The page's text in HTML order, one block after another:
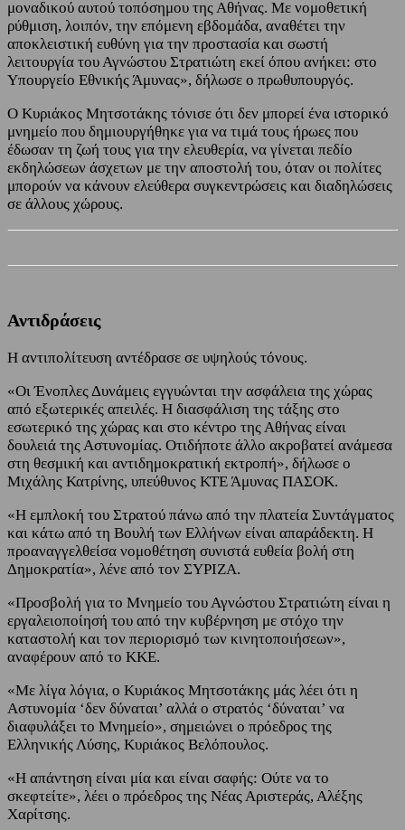
μοναδικού αυτού τοπόσημου της Αθήνας. Με νομοθετική
ρύθμιση, λοιπόν, την επόμενη εβδομάδα, αναθέτει την
αποκλειστική ευθύνη για την προστασία και σωστή
λειτουργία του Αγνώστου Στρατιώτη εκεί όπου ανήκει: στο
Υπουργείο Εθνικής Άμυνας», δήλωσε ο πρωθυπουργός.
Ο Κυριάκος Μητσοτάκης τόνισε ότι δεν μπορεί ένα ιστορικό
μνημείο που δημιουργήθηκε για να τιμά τους ήρωες που
έδωσαν τη ζωή τους για την ελευθερία, να γίνεται πεδίο
εκδηλώσεων άσχετων με την αποστολή του, όταν οι πολίτες
μπορούν να κάνουν ελεύθερα συγκεντρώσεις και διαδηλώσεις
σε άλλους χώρους.
Αντιδράσεις
Η αντιπολίτευση αντέδρασε σε υψηλούς τόνους.
«Οι Ένοπλες Δυνάμεις εγγυώνται την ασφάλεια της χώρας
από εξωτερικές απειλές. Η διασφάλιση της τάξης στο
εσωτερικό της χώρας και στο κέντρο της Αθήνας είναι
δουλειά της Αστυνομίας. Οτιδήποτε άλλο ακροβατεί ανάμεσα
στη θεσμική και αντιδημοκρατική εκτροπή», δήλωσε ο
Μιχάλης Κατρίνης, υπεύθυνος ΚΤΕ Άμυνας ΠΑΣΟΚ.
«Η εμπλοκή του Στρατού πάνω από την πλατεία Συντάγματος
και κάτω από τη Βουλή των Ελλήνων είναι απαράδεκτη. Η
προαναγγελθείσα νομοθέτηση συνιστά ευθεία βολή στη
Δημοκρατία», λένε από τον ΣΥΡΙΖΑ.
«Προσβολή για το Μνημείο του Αγνώστου Στρατιώτη είναι η
εργαλειοποίησή του από την κυβέρνηση με στόχο την
καταστολή και τον περιορισμό των κινητοποιήσεων»,
αναφέρουν από το ΚΚΕ.
«Με λίγα λόγια, ο Κυριάκος Μητσοτάκης μάς λέει ότι η
Αστυνομία ‘δεν δύναται’ αλλά ο στρατός ‘δύναται’ να
διαφυλάξει το Μνημείο», σημειώνει ο πρόεδρος της
Ελληνικής Λύσης, Κυριάκος Βελόπουλος.
«Η απάντηση είναι μία και είναι σαφής: Ούτε να το
σκεφτείτε», λέει ο πρόεδρος της Νέας Αριστεράς, Αλέξης
Χαρίτσης.